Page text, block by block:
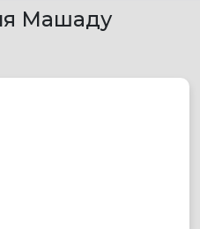
Машаду